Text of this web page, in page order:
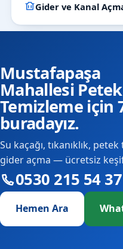
Gider ve Kanal
Mustafapaşa
Mahallesi Petek
Temizleme için
buradayız.
Su kaçağı, tıkanıklık,
gider açma — ücretsiz
0530 215 54 37
Hemen Ara